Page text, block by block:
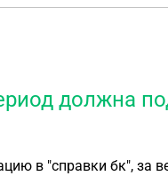
должна
в "справки бк", за